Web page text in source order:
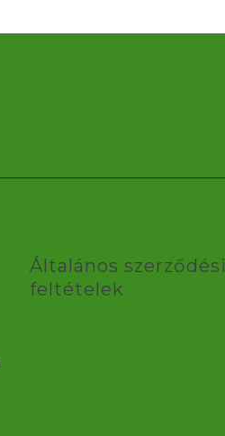
Általános szerződési
feltételek